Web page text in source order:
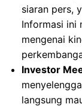
siaran pers,
Informasi ini
mengenai
Investor
langsung